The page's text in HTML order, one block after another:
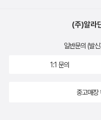
(주)알라
일반문의 (발
1:1 문의
중고매장